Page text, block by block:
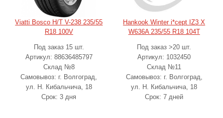
Viatti Bosco H/T V-238 235/55
R18 100V
Под заказ 15 шт.
Артикул: 88636485797
Склад №8
Самовывоз: г. Волгоград,
ул. Н. Кибальчича, 18
Срок: 3 дня
Hankook Winter i*cept IZ3 X
W636A 235/55 R18 104T
Под заказ >20 шт.
Артикул: 1032450
Склад №11
Самовывоз: г. Волгоград,
ул. Н. Кибальчича, 18
Срок: 7 дней